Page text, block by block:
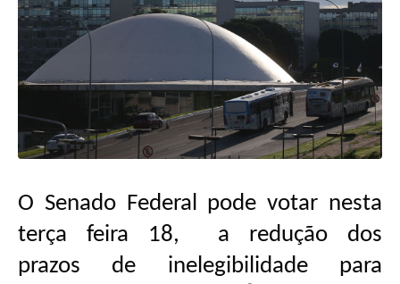
O Senado Federal pode votar nesta
terça feira 18,
a redução dos
prazos de inelegibilidade para